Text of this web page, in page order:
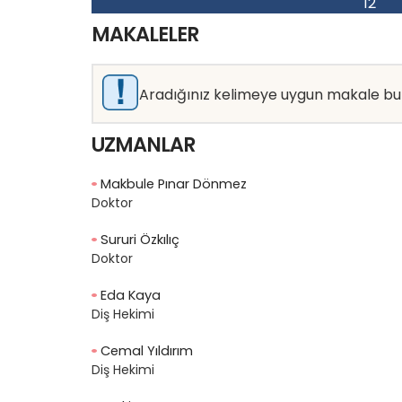
MAKALELER
Aradığınız kelimeye uygun makale
UZMANLAR
Makbule Pınar Dönmez
Doktor
Sururi Özkılıç
Doktor
Eda Kaya
Diş Hekimi
Cemal Yıldırım
Diş Hekimi